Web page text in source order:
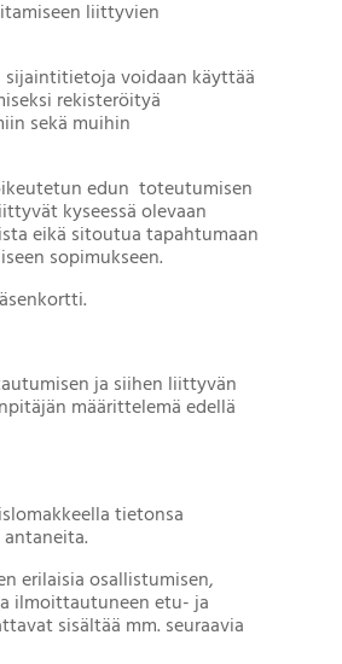
liittyvien
voidaan käyttää
rekisteröityä
sekä muihin
edun toteutumisen
kyseessä olevaan
eikä sitoutua tapahtumaan
sopimukseen.
ja siihen liittyvän
määrittelemä edellä
tietonsa
erilaisia osallistumisen,
ilmoittautuneen etu- ja
sisältää mm. seuraavia